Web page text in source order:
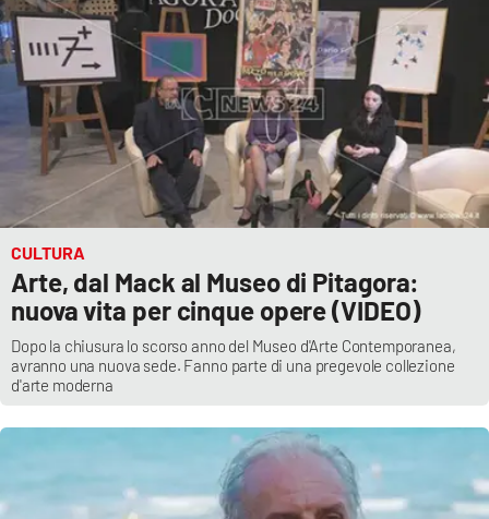
LaC OnAir
EDIZIONI
LOCALI
Catanzaro
Crotone
Vibo Valentia
Reggio Calabria
Cosenza
CULTURA
Arte, dal Mack al Museo di Pitagora:
nuova vita per cinque opere (VIDEO)
Dopo la chiusura lo scorso anno del Museo d'Arte Contemporanea,
avranno una nuova sede. Fanno parte di una pregevole collezione
d'arte moderna